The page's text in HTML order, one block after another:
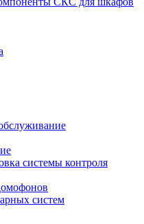
системы контроля
систем